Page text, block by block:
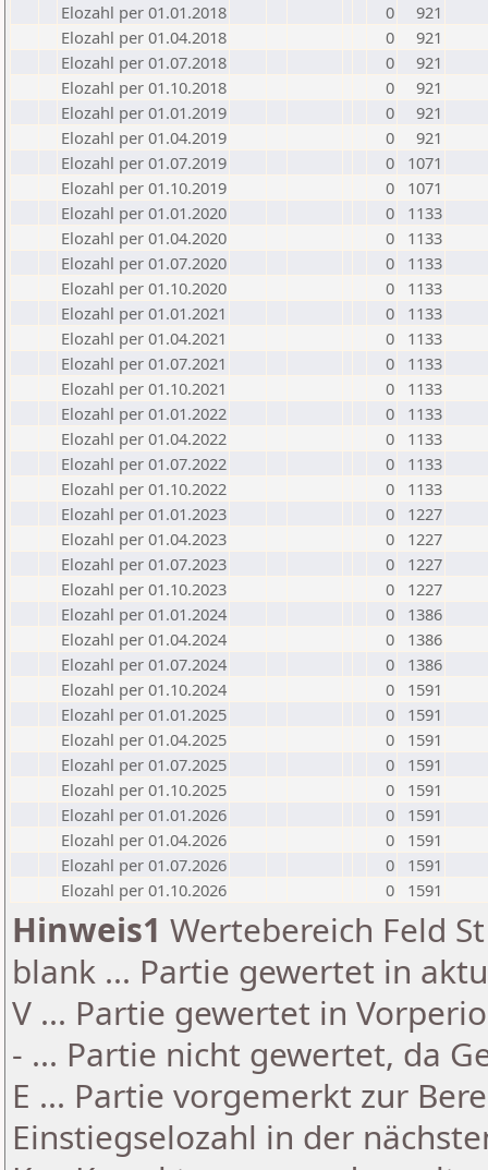
Elozahl per 01.01.2018
0
921
Elozahl per 01.04.2018
0
921
Elozahl per 01.07.2018
0
921
Elozahl per 01.10.2018
0
921
Elozahl per 01.01.2019
0
921
Elozahl per 01.04.2019
0
921
Elozahl per 01.07.2019
0
1071
Elozahl per 01.10.2019
0
1071
Elozahl per 01.01.2020
0
1133
Elozahl per 01.04.2020
0
1133
Elozahl per 01.07.2020
0
1133
Elozahl per 01.10.2020
0
1133
Elozahl per 01.01.2021
0
1133
Elozahl per 01.04.2021
0
1133
Elozahl per 01.07.2021
0
1133
Elozahl per 01.10.2021
0
1133
Elozahl per 01.01.2022
0
1133
Elozahl per 01.04.2022
0
1133
Elozahl per 01.07.2022
0
1133
Elozahl per 01.10.2022
0
1133
Elozahl per 01.01.2023
0
1227
Elozahl per 01.04.2023
0
1227
Elozahl per 01.07.2023
0
1227
Elozahl per 01.10.2023
0
1227
Elozahl per 01.01.2024
0
1386
Elozahl per 01.04.2024
0
1386
Elozahl per 01.07.2024
0
1386
Elozahl per 01.10.2024
0
1591
Elozahl per 01.01.2025
0
1591
Elozahl per 01.04.2025
0
1591
Elozahl per 01.07.2025
0
1591
Elozahl per 01.10.2025
0
1591
Elozahl per 01.01.2026
0
1591
Elozahl per 01.04.2026
0
1591
Elozahl per 01.07.2026
0
1591
Elozahl per 01.10.2026
0 1591
Hinweis1 Wertebereich Feld
blank ... Partie gewertet in
V ... Partie gewertet in
- ... Partie nicht gewertet, da
E ... Partie vorgemerkt zur
Einstiegselozahl in der